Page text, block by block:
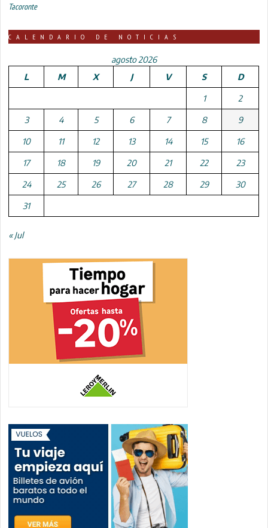
Tacoronte
CALENDARIO DE NOTICIAS
agosto 2026
L
M X J V S D
1 2
3 4 5 6 7 8 9
10 11 12 13 14 15 16
17 18 19 20 21 22 23
24 25 26 27 28 29 30
31
« Jul